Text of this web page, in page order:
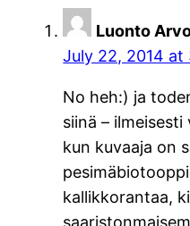
Luonto
July 22, 2014 at
No heh:) ja
siinä –
kun kuvaaja on
kallikkorantaa,